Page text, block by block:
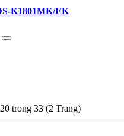
K1801MK/EK
trong 33 (2 Trang)